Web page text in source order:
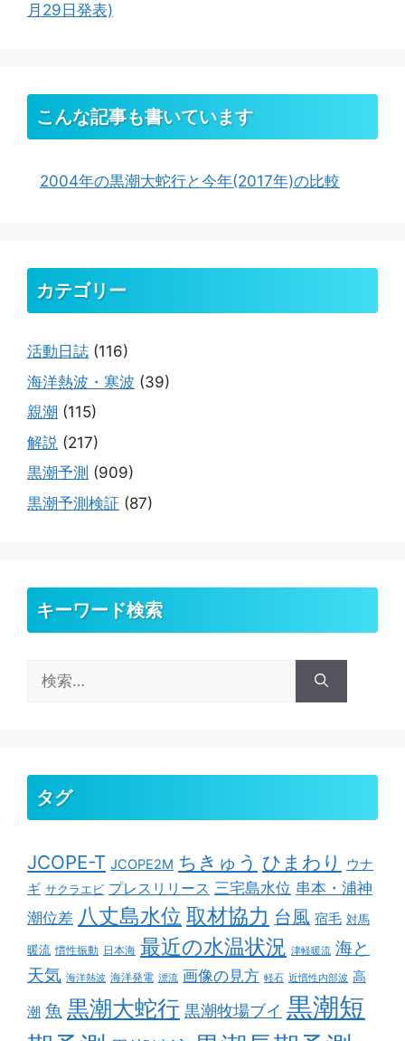
月29日発表)
こんな記事も書いています
2004年の黒潮大蛇行と今年(2017年)の比較
カテゴリー
活動日誌 (116)
海洋熱波・寒波 (39)
親潮 (115)
解説 (217)
黒潮予測 (909)
黒潮予測検証 (87)
キーワード検索
索:
タグ
JCOPE-T JCOPE2M ちきゅう ひまわり
ウナ
ギ サクラエビ プレスリリース 三宅島水位 串本・浦神
潮位差 八丈島水位 取材協力 台風 宿毛 対馬
暖流 慣性振動 日本海 最近の水温状況 津軽暖流 海と
天気 海洋熱波 海洋発電 漂流 画像の見方 軽石 近慣性内部波 高
潮 魚 黒潮大蛇行 黒潮牧場ブイ 黒潮短